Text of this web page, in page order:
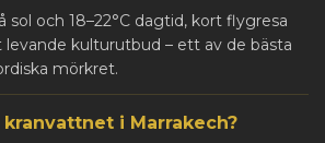
sol och 18–22°C dagtid, kort flygresa
kulturutbud – ett av de bästa
mörkret.
i Marrakech?